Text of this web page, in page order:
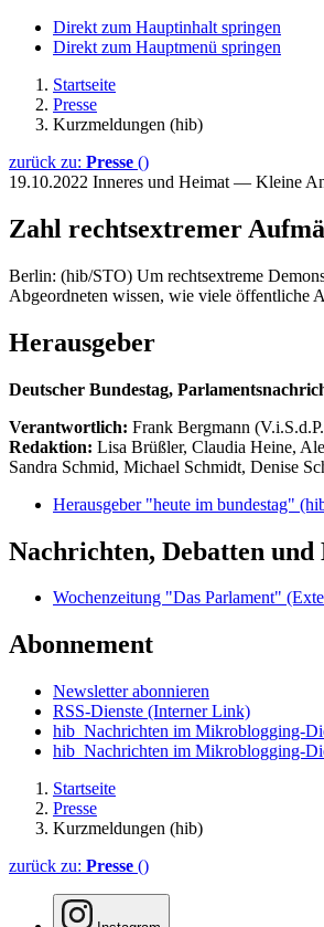
Direkt zum Hauptinhalt springen
Direkt zum Hauptmenü springen
Startseite
Presse
Kurzmeldungen (hib)
zurück zu: Presse ()
19.10.2022 Inneres und Heimat — Kleine
Zahl rechtsextremer
Berlin: (hib/STO) Um rechtsextreme
Abgeordneten wissen, wie viele öffentliche
Herausgeber
Deutscher Bundestag,
Verantwortlich: Frank Bergmann
Redaktion: Lisa Brüßler, Claudia Heine,
Sandra Schmid, Michael Schmidt, Denise
Herausgeber "heute im bundestag"
Nachrichten, Debatten
Wochenzeitung "Das Parlament"
Abonnement
Newsletter abonnieren
RSS-Dienste (Interner Link)
hib_Nachrichten im Mikroblogging-
hib_Nachrichten im Mikroblogging-
Startseite
Presse
Kurzmeldungen (hib)
zurück zu: Presse ()